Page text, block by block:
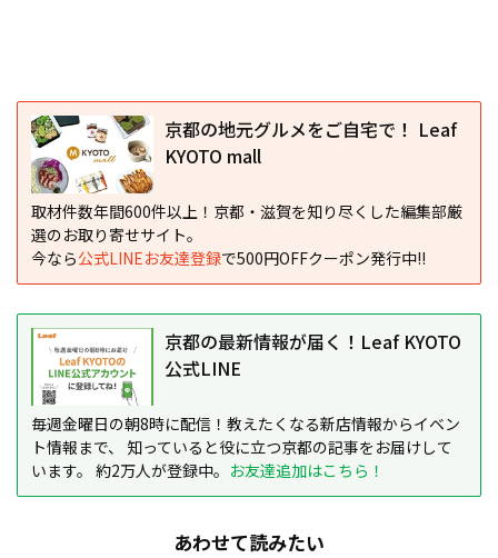
京都の地元グルメをご自宅で！ Leaf
KYOTO mall
取材件数年間600件以上！京都・滋賀を知り尽くした編集部厳
選のお取り寄せサイト。
今なら公式LINEお友達登録で500円OFFクーポン発行中!!
京都の最新情報が届く！Leaf KYOTO
公式LINE
毎週金曜日の朝8時に配信！教えたくなる新店情報からイベン
ト情報まで、 知っていると役に立つ京都の記事をお届けして
います。 約2万人が登録中。 お友達追加はこちら！
あわせて読みたい